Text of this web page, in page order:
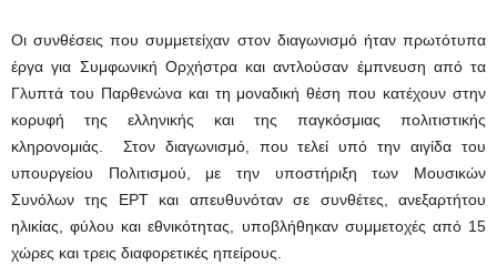
Οι συνθέσεις που συμμετείχαν στον διαγωνισμό ήταν πρωτότυπα
έργα για Συμφωνική Ορχήστρα και αντλούσαν έμπνευση από τα
Γλυπτά του Παρθενώνα και τη μοναδική θέση που κατέχουν στην
κορυφή της ελληνικής και της παγκόσμιας πολιτιστικής
κληρονομιάς. Στον διαγωνισμό, που τελεί υπό την αιγίδα του
υπουργείου Πολιτισμού, με την υποστήριξη των Μουσικών
Συνόλων της ΕΡΤ και απευθυνόταν σε συνθέτες, ανεξαρτήτου
ηλικίας, φύλου και εθνικότητας, υποβλήθηκαν συμμετοχές από 15
χώρες και τρεις διαφορετικές ηπείρους.